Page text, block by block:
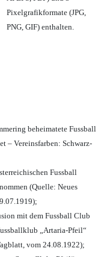
Pixelgrafikformate (JPG,
PNG, GIF) enthalten.
beheimatete Fussball
– Vereinsfarben: Schwarz-
Fussball
(Quelle: Neues
mit dem Fussball Club
„Artaria-Pfeil“
vom 24.08.1922);